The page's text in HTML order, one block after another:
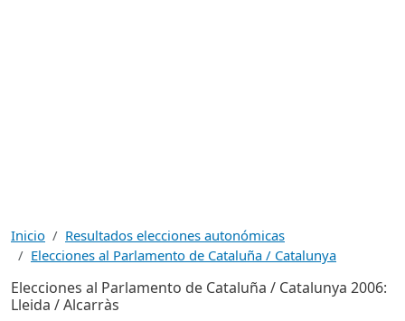
Inicio
Resultados elecciones autonómicas
Elecciones al Parlamento de Cataluña / Catalunya
Elecciones al Parlamento de Cataluña / Catalunya 2006:
Lleida / Alcarràs